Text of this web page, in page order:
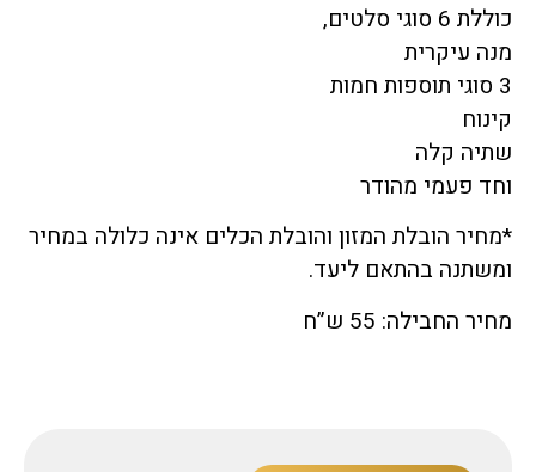
כוללת 6 סוגי סלטים,
מנה עיקרית
3 סוגי תוספות חמות
קינוח
שתיה קלה
וחד פעמי מהודר
*מחיר הובלת המזון והובלת הכלים אינה כלולה במחיר
ומשתנה בהתאם ליעד.
מחיר החבילה: 55 ש”ח